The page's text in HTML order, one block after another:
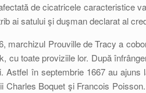
de cicatricele caracteristice
ai satului şi duşman declarat al
marchizul Prouville de Tracy a
cu toate proviziile lor. După
Astfel în septembrie 1667 au
Charles Boquet şi Francois